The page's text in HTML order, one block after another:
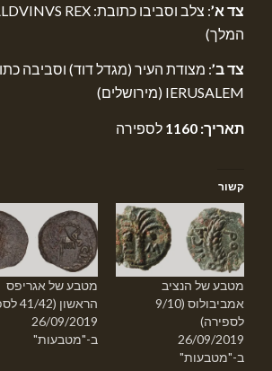
צד א’
המלך)
צד ב’
IERUSALEM (מירושלים)
תאריך: 1160 לספירה
קשור
מטבע של הנציב
אמביבולוס (9/10
לספירה)
26/09/2019
ב-"מטבעות"
מטבע של אגריפס
הראשון (41/42 לספירה)
26/09/2019
ב-"מטבעות"